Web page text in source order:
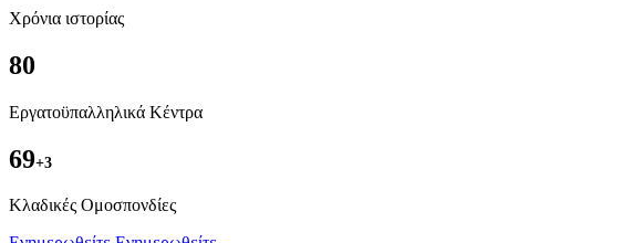
Χρόνια ιστορίας
80
Εργατοϋπαλληλικά Κέντρα
69+3
Kλαδικές Ομοσπονδίες